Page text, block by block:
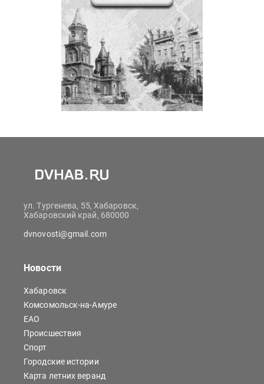
ул. Тургенева, 55, Хабаровск,
Хабаровский край, 680000
dvnovosti@gmail.com
Новости
Хабаровск
Комсомольск-на-Амуре
ЕАО
Происшествия
Спорт
Городские истории
Карта летних веранд